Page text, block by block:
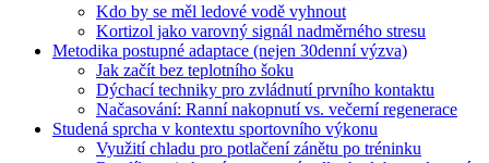
Kdo by se měl ledové vodě vyhnout
Kortizol jako varovný signál nadměrného stresu
Metodika postupné adaptace (nejen 30denní výzva)
Jak začít bez teplotního šoku
Dýchací techniky pro zvládnutí prvního kontaktu
Načasování: Ranní nakopnutí vs. večerní regenerace
Studená sprcha v kontextu sportovního výkonu
Využití chladu pro potlačení zánětu po tréninku